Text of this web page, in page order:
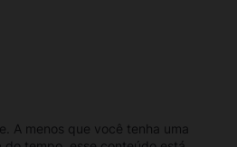
A menos que você tenha uma